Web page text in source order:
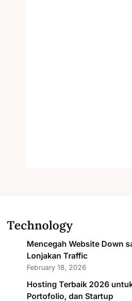
Technology
Mencegah Website Down
Lonjakan Traffic
February 18, 2026
Hosting Terbaik 2026
Portofolio, dan Startup